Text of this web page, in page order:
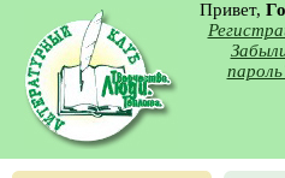
Привет,